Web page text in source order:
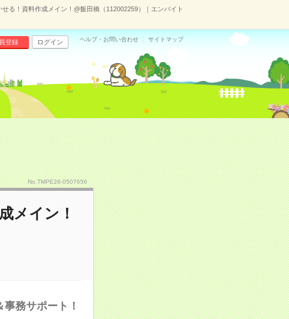
る！資料作成メイン！@飯田橋（112002259）｜エンバイト
登録 ログイン ヘルプ・お問い合わせ サイトマップ
No.TMPE26-0507656
メイン！
務サポート！